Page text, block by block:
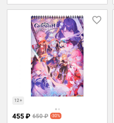
12+
455 ₽ 650 ₽ -30%